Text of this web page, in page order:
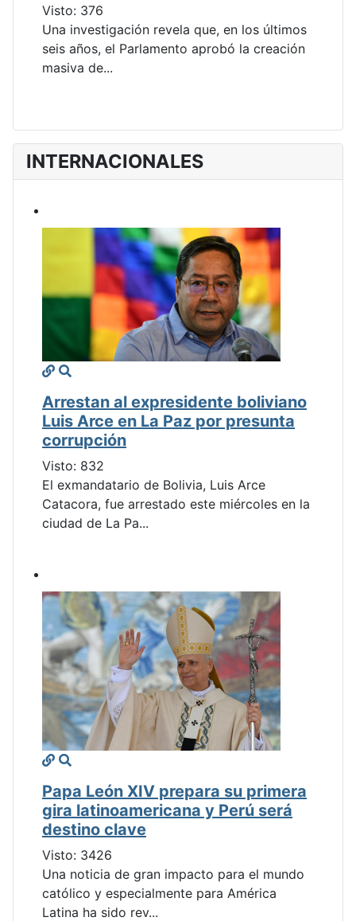
Visto: 376
Una investigación revela que, en los últimos
seis años, el Parlamento aprobó la creación
masiva de...
INTERNACIONALES
Arrestan al expresidente boliviano
Luis Arce en La Paz por presunta
corrupción
Visto: 832
El exmandatario de Bolivia, Luis Arce
Catacora, fue arrestado este miércoles en la
ciudad de La Pa...
Papa León XIV prepara su primera
gira latinoamericana y Perú será
destino clave
Visto: 3426
Una noticia de gran impacto para el mundo
católico y especialmente para América
Latina ha sido rev...